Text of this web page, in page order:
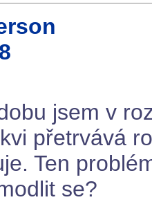
jsem v
přetrvává
Ten
se?